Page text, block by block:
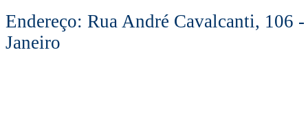
Endereço: Rua André Cavalcanti, 106
Janeiro